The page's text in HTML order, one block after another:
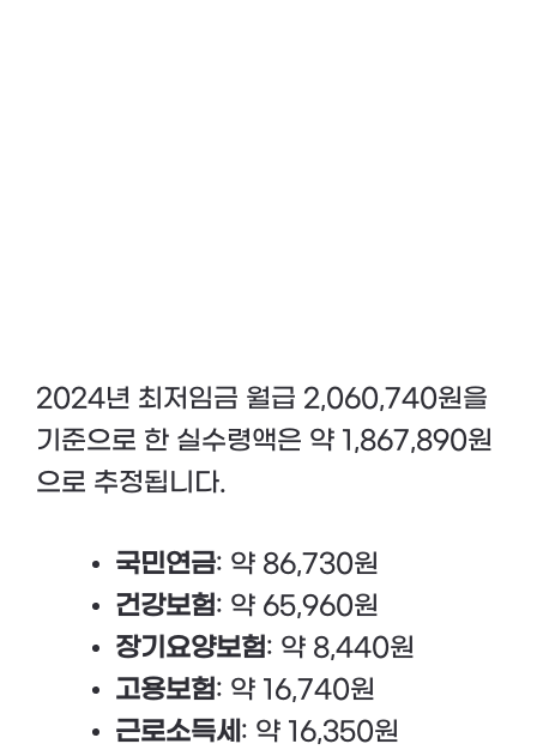
2024년 최저임금 월급 2,060,740원을
기준으로 한 실수령액은 약 1,867,890원
으로 추정됩니다.
국민연금: 약 86,730원
건강보험: 약 65,960원
장기요양보험: 약 8,440원
고용보험: 약 16,740원
근로소득세 : 약 16,350원